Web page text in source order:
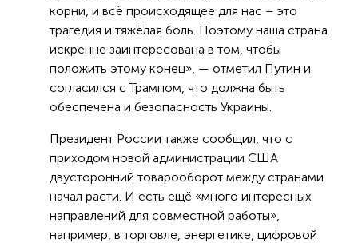
корни, и всё происходящее для нас – это
трагедия и тяжёлая боль. Поэтому наша страна
искренне заинтересована в том, чтобы
положить этому конец», — отметил Путин и
согласился с Трампом, что должна быть
обеспечена и безопасность Украины.
Президент России также сообщил, что с
приходом новой администрации США
двусторонний товарооборот между странами
начал расти. И есть ещё «много интересных
направлений для совместной работы»,
например, в торговле, энергетике, цифровой